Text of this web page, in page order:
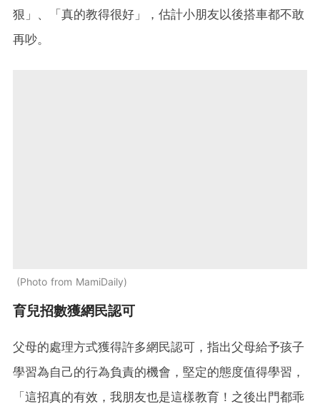
狠」、「真的教得很好」，估計小朋友以後搭車都不敢
再吵。
Photo from MamiDaily
育兒招數獲網民認可
父母的處理方式獲得許多網民認可，指出父母給予孩子
學習為自己的行為負責的機會，堅定的態度值得學習，
「這招真的有效，我朋友也是這樣教育！之後出門都乖